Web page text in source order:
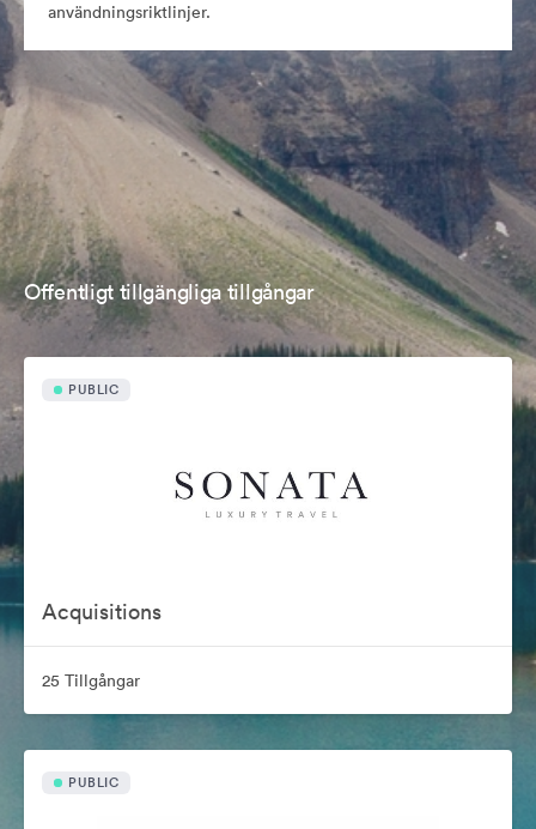
användningsriktlinjer.
Offentligt tillgängliga tillgångar
PUBLIC
Acquisitions
25 Tillgångar
PUBLIC